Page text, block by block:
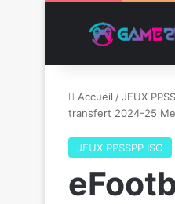
Accueil /JEUX
transfert 2024-25
JEUX PPSSPP ISO